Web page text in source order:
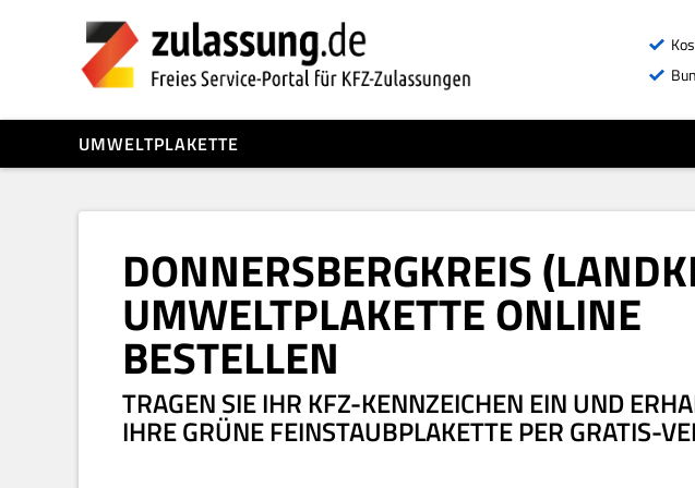
UMWELTPLAKETTE
DONNERSBERGKREIS
UMWELTPLAKETTE ONLINE
BESTELLEN
TRAGEN SIE IHR KFZ-KENNZEICHEN EIN UND
IHRE GRÜNE FEINSTAUBPLAKETTE PER GRATIS-